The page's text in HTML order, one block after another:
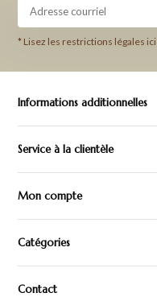
* Lisez les restrictions légales ici
Informations additionnelles
Service à la clientèle
Mon compte
Catégories
Contact